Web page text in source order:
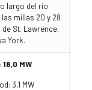
largo del río
millas 20 y 28
St. Lawrence,
York.
MW
3,1 MW